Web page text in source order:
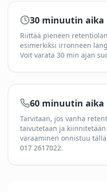
30 minuutin aika
Riittää pieneen
esimerkiksi irronneen
Voit varata 30 min ajan
60 minuutin aika
Tarvitaan, jos vanha
taivutetaan ja
varaaminen onnistuu
017 2617022.